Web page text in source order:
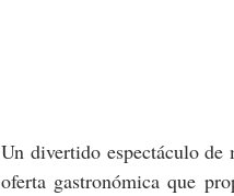
Un divertido espectáculo de
oferta gastronómica que